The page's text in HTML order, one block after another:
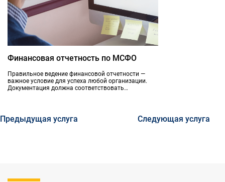
Финансовая отчетность по МСФО
Правильное ведение финансовой отчетности —
важное условие для успеха любой организации.
Документация должна соответствовать
Предыдущая услуга Следующая услуга